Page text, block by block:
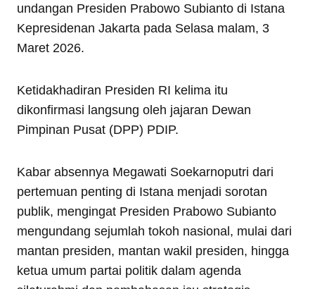
undangan Presiden Prabowo Subianto di Istana
Kepresidenan Jakarta pada Selasa malam, 3
Maret 2026.
Ketidakhadiran Presiden RI kelima itu
dikonfirmasi langsung oleh jajaran Dewan
Pimpinan Pusat (DPP) PDIP.
Kabar absennya Megawati Soekarnoputri dari
pertemuan penting di Istana menjadi sorotan
publik, mengingat Presiden Prabowo Subianto
mengundang sejumlah tokoh nasional, mulai dari
mantan presiden, mantan wakil presiden, hingga
ketua umum partai politik dalam agenda